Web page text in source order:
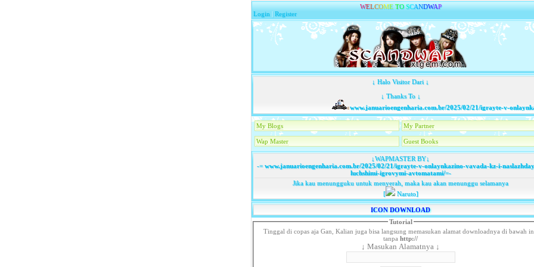
WELCOME TO SCANDWAP
Login |Register
↓ Halo Visitor Dari ↓
↓ Thanks To ↓
www.januarioengenharia.com.br/2025/02/21/igrayte-v-
My Blogs My Partner
Wap Master Guest Books
↓WAPMASTER BY↓
-=www.januarioengenharia.com.br/2025/02/21/igrayte-v-onlaynkazino-vavada-kz-i-
luchshimi-igrovymi-avtomatami/=-
Jika kau menungguku untuk menyerah, maka kau akan menunggu selamanya
[
Naruto]
ICON DOWNLOAD
Tutorial
Tinggal di copas aja Gan, Kalian juga bisa langsung memasukan alamat downloadnya di bawah
tanpa http://
↓ Masukan Alamatnya ↓